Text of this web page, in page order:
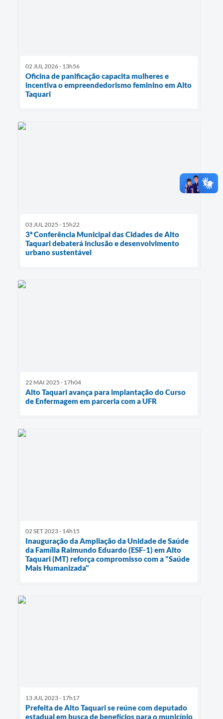
02 JUL 2026 - 13h56
Oficina de panificação capacita mulheres e
incentiva o empreendedorismo feminino em Alto
Taquari
03 JUL 2025 - 15h22
3ª Conferência Municipal das Cidades de Alto
Taquari debaterá inclusão e desenvolvimento
urbano sustentável
22 MAI 2025 - 17h04
Alto Taquari avança para implantação do Curso
de Enfermagem em parceria com a UFR
02 SET 2023 - 14h15
Inauguração da Ampliação da Unidade de Saúde
da Família Raimundo Eduardo (ESF-1) em Alto
Taquari (MT) reforça compromisso com a "Saúde
Mais Humanizada"
13 JUL 2023 - 17h17
Prefeita de Alto Taquari se reúne com deputado
estadual em busca de benefícios para o município